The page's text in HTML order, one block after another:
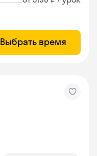
Выбрать время